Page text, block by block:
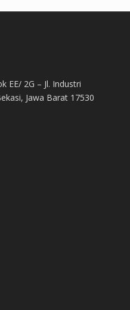
EE/ 2G – Jl. Industri
Jawa Barat 17530